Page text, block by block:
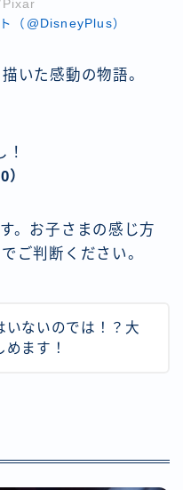
（@DisneyPlus）
いた感動の物語。
）
。お子さまの感じ方
ご判断ください。
いないのでは！？大
ます！